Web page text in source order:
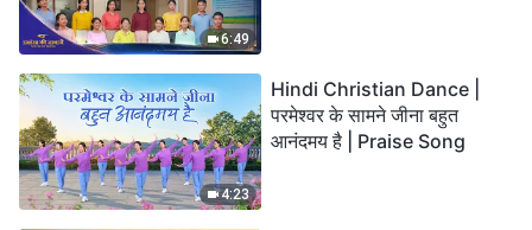
6:49
4:23
Hindi Christian Dance |
परमेश्वर के सामने जीना बहुत
आनंदमय है | Praise Song